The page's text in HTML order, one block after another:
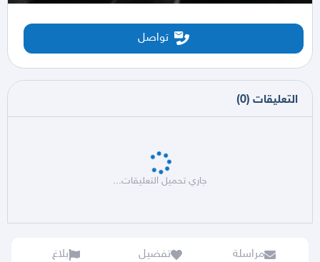
تواصل
التعليقات (
0
)
جاري تحميل التعليقات...
مراسلة تفضيل بلاغ